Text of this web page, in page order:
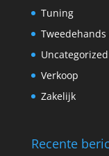
Tuning
Uncategorized
Verkoop
Zakelijk
Recente